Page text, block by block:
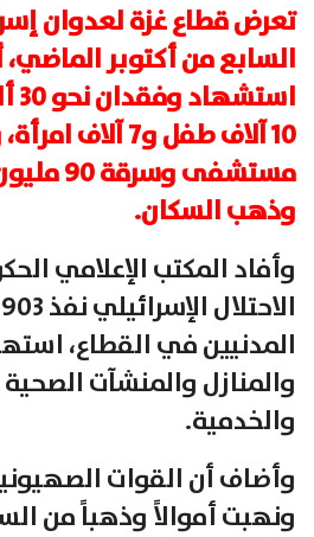
تعرض قطاع غزة لعدوان
السابع من أكتوبر
مستشفى
وذهب السكان.
وأفاد المكتب الإعلامي
المدنيين في القطاع،
والمنازل والمنشآت
والخدمية.
وأضاف أن القوات